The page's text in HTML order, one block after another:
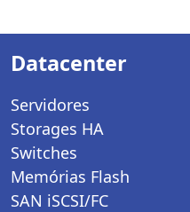
Datacenter
Servidores
Storages HA
Switches
Memórias Flash
SAN iSCSI/FC